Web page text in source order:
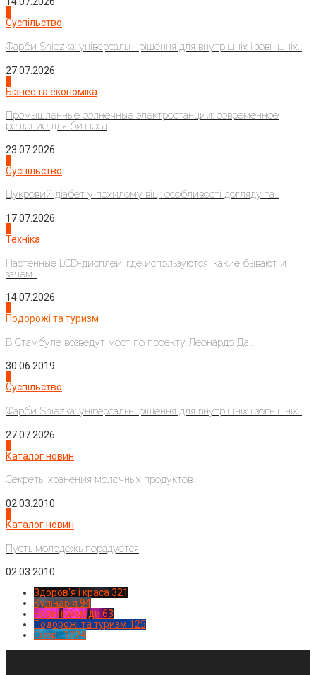
Суспільство
Фарби Sniezka: універсальні рішення для внутрішніх і зовнішніх...
27.07.2026
Бізнес та економіка
Промышленные солнечные электростанции: современное
решение для бизнеса
23.07.2026
Суспільство
Цукровий діабет у похилому віці: особливості догляду та...
17.07.2026
Техніка
Настенные LCD-дисплеи: где используются, какие бывают и
зачем...
14.07.2026
Подорожі та туризм
В Стамбуле возведут мост по проекту Леонардо Да...
30.06.2019
Суспільство
Фарби Sniezka: універсальні рішення для внутрішніх і зовнішніх...
27.07.2026
Каталог новин
Секреты хранения молочных продуктов
02.03.2010
Каталог новин
Пусть молодежь порадуется
02.03.2010
Здоров'я і краса 321
Кулінарія 94
Новинки моди 63
Подорожі та туризм 125
Спорт1224